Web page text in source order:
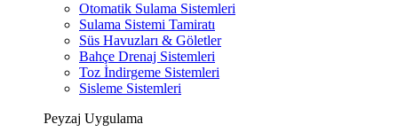
Otomatik Sulama Sistemleri
Sulama Sistemi Tamiratı
Süs Havuzları & Göletler
Bahçe Drenaj Sistemleri
Toz İndirgeme Sistemleri
Sisleme Sistemleri
Peyzaj Uygulama